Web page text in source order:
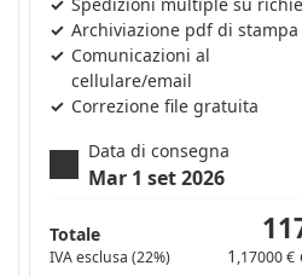
Spedizioni multiple su
Archiviazione pdf di stampa
Comunicazioni al
cellulare/email
Correzione file gratuita
Data di consegna
Mar 1 set 2026
Totale
IVA esclusa (22%) 1 ,17000 €